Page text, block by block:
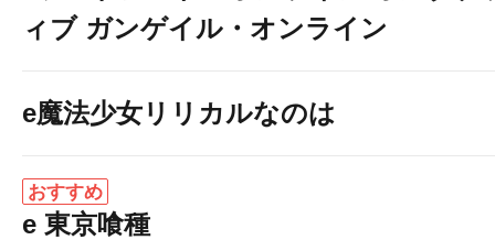
ィブ ガンゲイル・オンライン
e魔法少女リリカルなのは
おすすめ
e 東京喰種